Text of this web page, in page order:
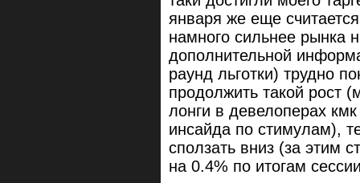
января же еще
намного сильнее рынка
дополнительной
раунд льготки) трудно
продолжить такой рост
лонги в девелоперах
инсайда по стимулам),
сползать вниз (за этим
на 0.4% по итогам